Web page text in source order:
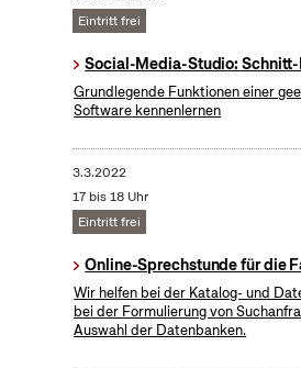
Eintritt frei
Social-Media-Studio:
Grundlegende Funktionen einer
Software kennenlernen
3.3.2022
17 bis 18 Uhr
Eintritt frei
Online-Sprechstunde für die
Wir helfen bei der Katalog- und
bei der Formulierung von
Auswahl der Datenbanken.